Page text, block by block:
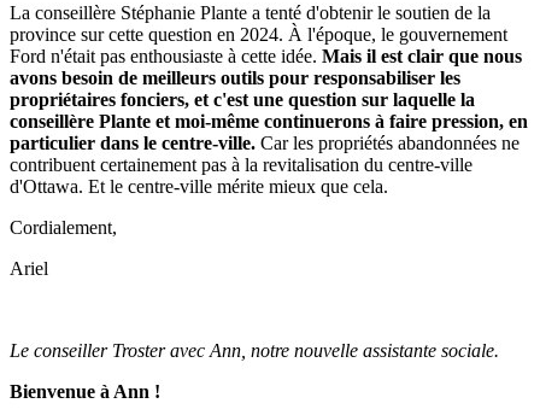
La conseillère Stéphanie Plante a tenté d'obtenir le soutien de la
province sur cette question en 2024. À l'époque, le gouvernement
Ford n'était pas enthousiaste à cette idée. Mais il est clair que nous
avons besoin de meilleurs outils pour responsabiliser les
propriétaires fonciers, et c'est une question sur laquelle la
conseillère Plante et moi-même continuerons à faire pression, en
particulier dans le centre-ville. Car les propriétés abandonnées ne
contribuent certainement pas à la revitalisation du centre-ville
d'Ottawa. Et le centre-ville mérite mieux que cela.
Cordialement,
Ariel
Le conseiller Troster avec Ann, notre nouvelle assistante sociale.
Bienvenue à Ann !